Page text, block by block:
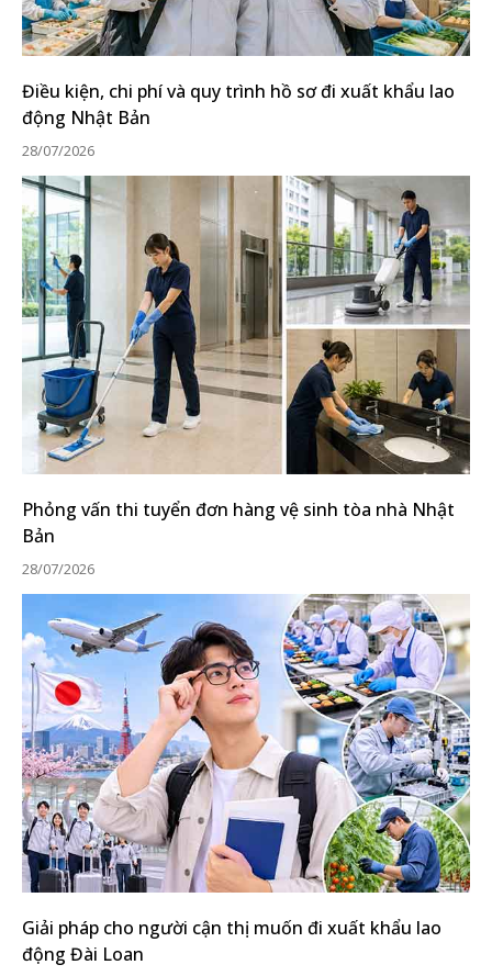
Điều kiện, chi phí và quy trình hồ sơ đi xuất khẩu lao
động Nhật Bản
28/07/2026
Phỏng vấn thi tuyển đơn hàng vệ sinh tòa nhà Nhật
Bản
28/07/2026
Giải pháp cho người cận thị muốn đi xuất khẩu lao
động Đài Loan